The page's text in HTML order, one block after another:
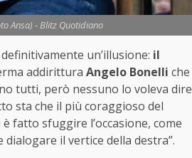
Ansa) - Blitz Quotidiano
un’illusione: il
addirittura Angelo Bonelli che
tutti, però nessuno lo voleva dire
sta che il più coraggioso del
fatto sfuggire l’occasione, come
dialogare il vertice della destra”.